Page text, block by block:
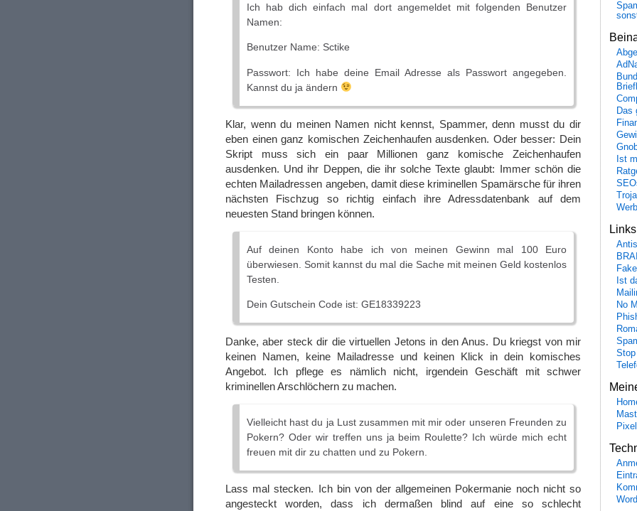
Ich hab dich einfach mal dort angemeldet mit folgenden Benutzer
Namen:
Benutzer Name: Sctike
Passwort: Ich habe deine Email Adresse als Passwort angegeben.
Kannst du ja ändern
Klar, wenn du meinen Namen nicht kennst, Spammer, denn musst du dir
eben einen ganz komischen Zeichenhaufen ausdenken. Oder besser: Dein
Skript muss sich ein paar Millionen ganz komische Zeichenhaufen
ausdenken. Und ihr Deppen, die ihr solche Texte glaubt: Immer schön die
echten Mailadressen angeben, damit diese kriminellen Spamärsche für ihren
nächsten Fischzug so richtig einfach ihre Adressdatenbank auf dem
neuesten Stand bringen können.
Auf deinen Konto habe ich von meinen Gewinn mal 100 Euro
überwiesen. Somit kannst du mal die Sache mit meinen Geld kostenlos
Testen.
Dein Gutschein Code ist: GE18339223
Danke, aber steck dir die virtuellen Jetons in den Anus. Du kriegst von mir
keinen Namen, keine Mailadresse und keinen Klick in dein komisches
Angebot. Ich pflege es nämlich nicht, irgendein Geschäft mit schwer
kriminellen Arschlöchern zu machen.
Vielleicht hast du ja Lust zusammen mit mir oder unseren Freunden zu
Pokern? Oder wir treffen uns ja beim Roulette? Ich würde mich echt
freuen mit dir zu chatten und zu Pokern.
Lass mal stecken. Ich bin von der allgemeinen Pokermanie noch nicht so
angesteckt worden, dass ich dermaßen blind auf eine so schlecht
Das
Ist
Ist
No